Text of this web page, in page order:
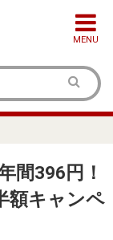
MENU
間396円！
額キャンペ